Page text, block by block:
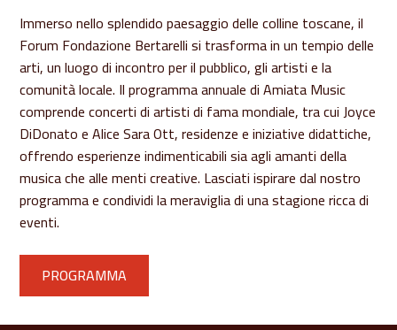
Immerso nello splendido paesaggio delle colline toscane, il
Forum Fondazione Bertarelli si trasforma in un tempio delle
arti, un luogo di incontro per il pubblico, gli artisti e la
comunità locale. Il programma annuale di Amiata Music
comprende concerti di artisti di fama mondiale, tra cui Joyce
DiDonato e Alice Sara Ott, residenze e iniziative didattiche,
offrendo esperienze indimenticabili sia agli amanti della
musica che alle menti creative. Lasciati ispirare dal nostro
programma e condividi la meraviglia di una stagione ricca di
eventi.
PROGRAMMA